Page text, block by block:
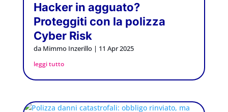
Hacker in agguato?
Proteggiti con la polizza
Cyber Risk
da Mimmo Inzerillo| 11 Apr 2025
leggi tutto